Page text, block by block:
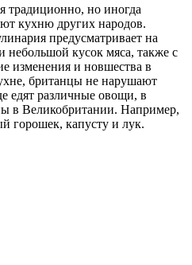
традиционно, но иногда
кухню других народов.
предусматривает на
кусок мяса, также с
изменения и новшества в
британцы не нарушают
едят различные овощи, в
в Великобритании. Например,
горошек, капусту и лук.